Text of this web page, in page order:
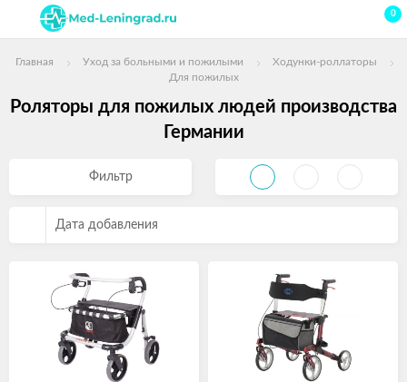
0
Главная Уход за больными и пожилыми
Ходунки-роллаторы
Для пожилых
Роляторы для пожилых людей производства
Германии
Фильтр
Дата добавления